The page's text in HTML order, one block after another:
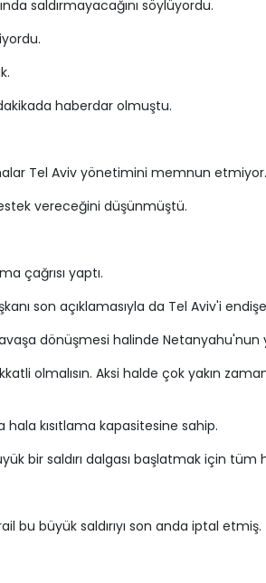
saldırmayacağını söylüyordu.
haberdar olmuştu.
Tel Aviv yönetimini memnun etmiyor.
vereceğini düşünmüştü.
çağrısı yaptı.
son açıklamasıyla da Tel Aviv'i
dönüşmesi halinde Netanyahu'nun
olmalısın. Aksi halde çok yakın
kısıtlama kapasitesine sahip.
bir saldırı dalgası başlatmak için tüm
bu büyük saldırıyı son anda iptal etmiş.